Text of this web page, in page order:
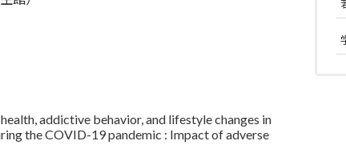
addictive behavior, and lifestyle changes in
the COVID-19 pandemic : Impact of adverse